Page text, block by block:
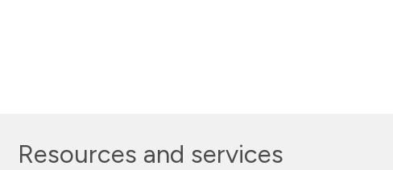
Resources and services